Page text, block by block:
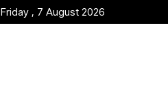
Friday , 7 August 2026